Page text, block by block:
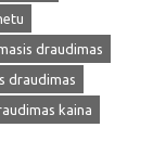
draudimas
draudimas
kaina